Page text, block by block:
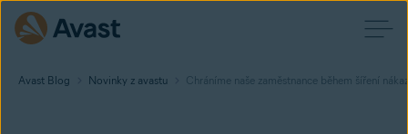
Avast Blog Novinky z avastu Chráníme naše zaměstnance během šíření